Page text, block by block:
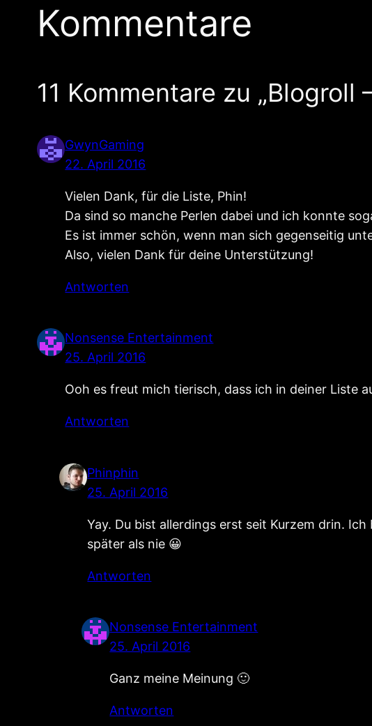
Kommentare
11 Kommentare zu „Blogroll
GwynGaming
22. April 2016
Vielen Dank, für die Liste, Phin!
Da sind so manche Perlen dabei und ich konnte
Es ist immer schön, wenn man sich gegenseitig
Also, vielen Dank für deine Unterstützung!
Antworten
Nonsense Entertainment
25. April 2016
Ooh es freut mich tierisch, dass ich in deiner Liste
Antworten
Phinphin
25. April 2016
Yay. Du bist allerdings erst seit Kurzem drin.
später als nie 😀
Antworten
Nonsense Entertainment
25. April 2016
Ganz meine Meinung 🙂
Antworten